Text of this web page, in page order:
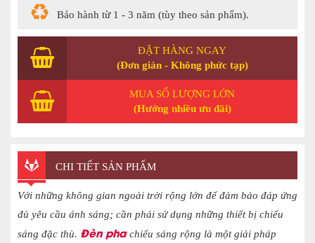
Bảo hành từ 1 - 3 năm (tùy theo sản phẩm).
ĐẶT HÀNG NGAY
(Đơn giản - Không phức tạp)
MUA SỐ LƯỢNG LỚN
(Hưởng nhiều ưu đãi)
CHI TIẾT SẢN PHẨM
Với những không gian ngoài trời rộng lớn để đảm bảo đáp ứng
đủ yêu cầu ánh sáng; cần phải sử dụng những thiết bị chiếu
sáng đặc thù. Đèn phachiếu sáng rộng là một giải pháp